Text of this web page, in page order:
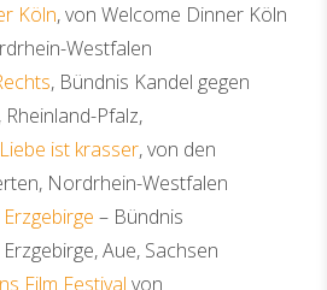
Köln, von Welcome Dinner Köln
Westfalen
, Bündnis Kandel gegen
Rheinland-Pfalz,
ist krasser, von den
Nordrhein-Westfalen
– Bündnis
Aue, Sachsen
Film Festival von